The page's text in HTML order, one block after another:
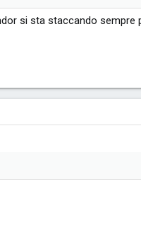
si sta staccando sempre